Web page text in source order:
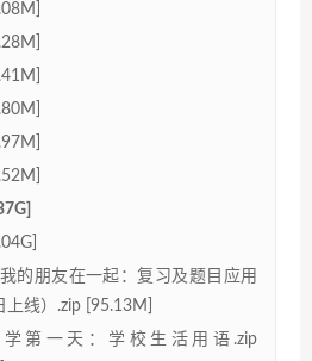
的朋友在一起：复习及题目应用
上线）.zip [95.13M]
第一天：学校生活用语.zip